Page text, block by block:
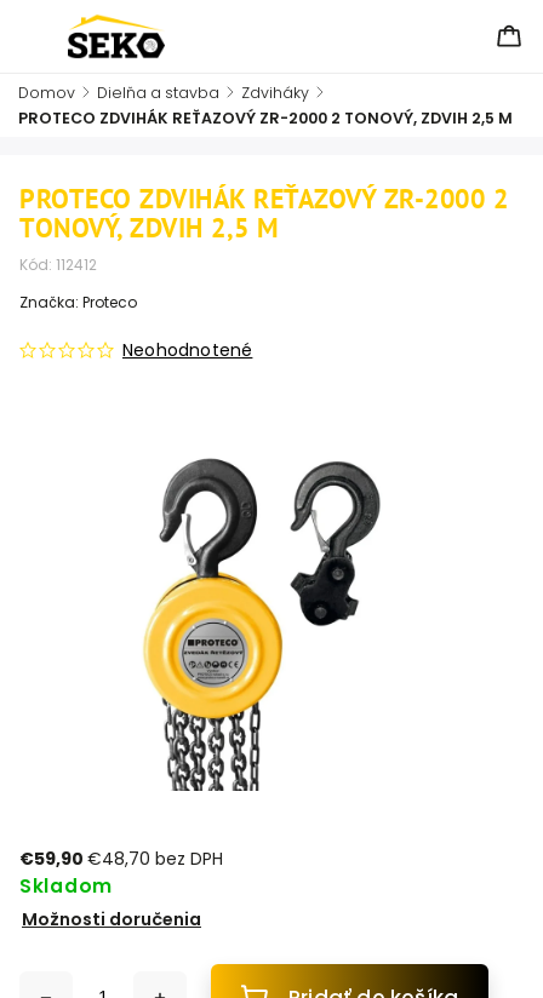
Domov / Dielňa a stavba / Zdviháky /
PROTECO ZDVIHÁK REŤAZOVÝ ZR-2000 2 TONOVÝ, ZDVIH 2,5 M
PROTECO ZDVIHÁK REŤAZOVÝ ZR-2000 2
TONOVÝ, ZDVIH 2,5 M
Kód: 112412
Neohodnotené
Značka: Proteco
€59,90 €48,70 bez DPH
Skladom
Možnosti doručenia